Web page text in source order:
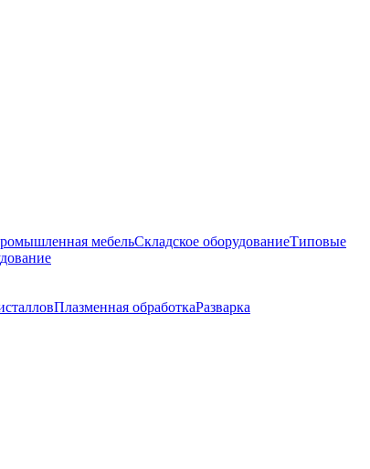
мебельСкладское оборудованиеТиповые
Плазменная обработкаРазварка